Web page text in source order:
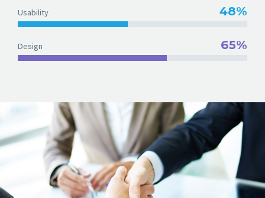
Usability 48%
Design 65%